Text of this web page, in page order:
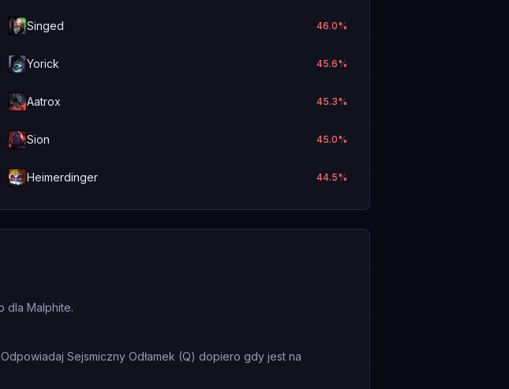
Singed 46.0%
Yorick 45.6%
Aatrox 45.3%
Sion 45.0%
Heimerdinger 44.5%
dla Malphite.
Sejsmiczny Odłamek (Q) dopiero gdy jest na